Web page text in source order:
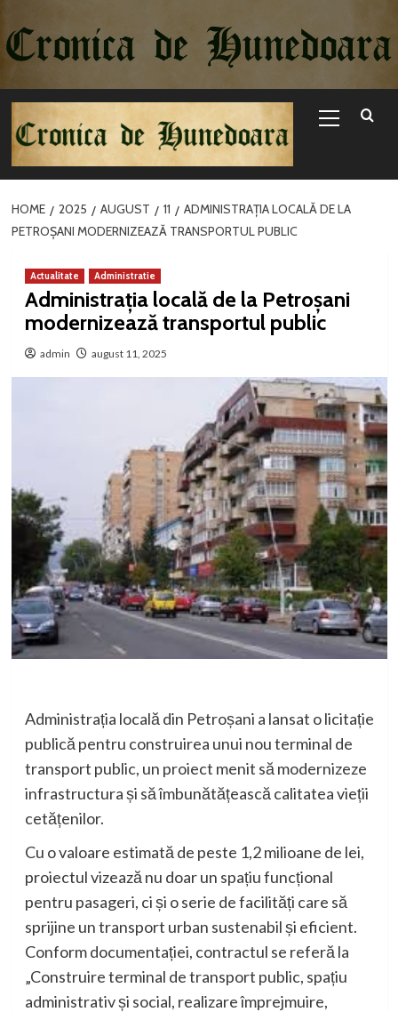
la
conținut
Menu
HOME 2025 AUGUST 11
ADMINISTRAȚIA LOCALĂ DE LA
PETROȘANI MODERNIZEAZĂ TRANSPORTUL PUBLIC
Actualitate Administratie
Administrația locală de la Petroșani
modernizează transportul public
admin august 11, 2025
Administrația locală din Petroșani a lansat o licitație
publică pentru construirea unui nou terminal de
transport public, un proiect menit să modernizeze
infrastructura și să îmbunătățească calitatea vieții
cetățenilor.
Cu o valoare estimată de peste 1,2 milioane de lei,
proiectul vizează nu doar un spațiu funcțional
pentru pasageri, ci și o serie de facilități care să
sprijine un transport urban sustenabil și eficient.
Conform documentației, contractul se referă la
„Construire terminal de transport public, spațiu
administrativ și social, realizare împrejmuire,